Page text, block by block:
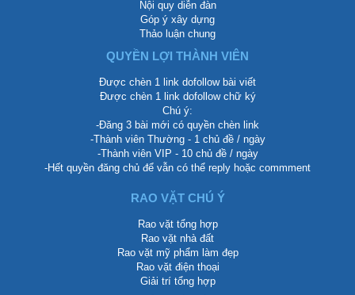
Nội quy diễn đàn
Góp ý xây dựng
Thảo luận chung
QUYỀN LỢI THÀNH VIÊN
Được chèn 1 link dofollow bài viết
Được chèn 1 link dofollow chữ ký
Chú ý:
-Đăng 3 bài mới có quyền chèn link
-Thành viên Thường - 1 chủ đề / ngày
-Thành viên VIP - 10 chủ đề / ngày
-Hết quyền đăng chủ để vẫn có thể reply hoặc commment
RAO VẶT CHÚ Ý
Rao vặt tổng hợp
Rao vặt nhà đất
Rao vặt mỹ phẩm làm đẹp
Rao vặt điện thoại
Giải trí tổng hợp